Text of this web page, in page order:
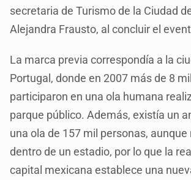
secretaria de Turismo de la Ciudad
Alejandra Frausto, al concluir el
La marca previa correspondía a la
Portugal, donde en 2007 más de 8
participaron en una ola humana
parque público. Además, existía un
una ola de 157 mil personas,
dentro de un estadio, por lo que la
capital mexicana establece una